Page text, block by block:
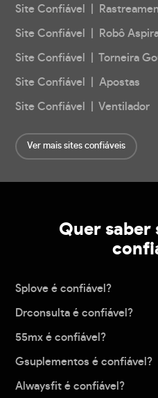
Site Confiável |
Site Confiável | Robô
Site Confiável | Torneira
Site Confiável | Apostas
Site Confiável | Ventilador
Ver mais sites confiáveis
Quer saber
Splove é confiável?
Drconsulta é confiável?
55mx é confiável?
Gsuplementos é confiável?
Alwaysfit é confiável?